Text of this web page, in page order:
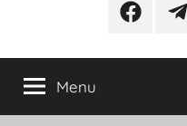
Facebook
Menu